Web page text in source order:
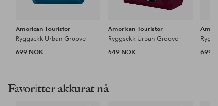
American Tourister
Ryggsekk Urban Groove
699 NOK
American Tourister
Ryggsekk Urban Groove
649 NOK
699
Favoritter akkurat nå